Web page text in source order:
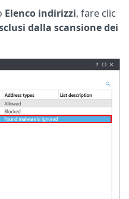
Elenco indirizzi, fare clic
dalla scansione dei